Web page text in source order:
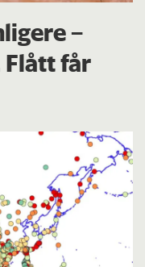
–
Flått får